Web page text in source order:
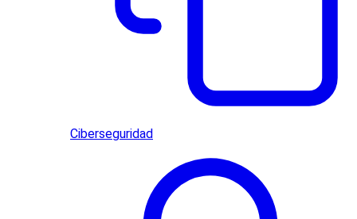
Ciberseguridad